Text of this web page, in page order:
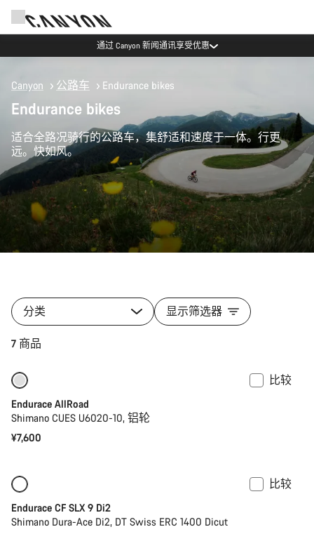
通过 Canyon 新闻通讯享受优惠
Canyon 公路车 Endurance bikes
Endurance bikes
适合全路况骑行的公路车，集舒适和速度于一体。行更
远。快如风。
分类 显示筛选器
7 商品
比较
Endurace AllRoad
Shimano CUES U6020-10, 铝轮
¥7,600
比较
Endurace CF SLX 9 Di2
Shimano Dura-Ace Di2, DT Swiss ERC 1400 Dicut